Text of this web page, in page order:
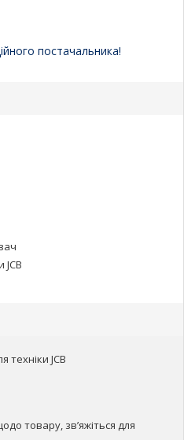
постачальника!
JCB
техніки JCB
товару, зв’яжіться для